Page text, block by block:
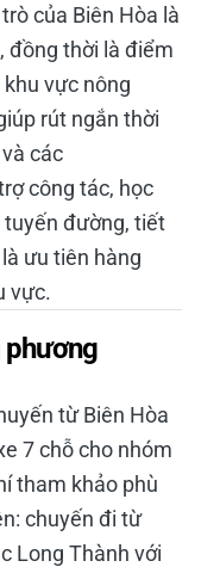
của Biên Hòa là
đồng thời là điểm
vực nông
rút ngắn thời
các
công tác, học
đường, tiết
ưu tiên hàng
vực.
phương
từ Biên Hòa
7 chỗ cho nhóm
tham khảo phù
chuyến đi từ
Long Thành với